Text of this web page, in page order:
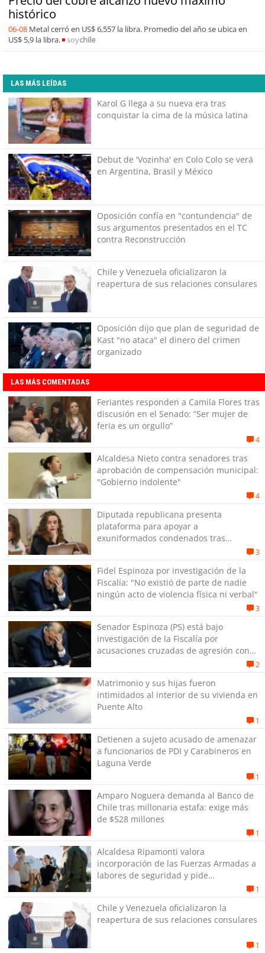
histórico
06-08 Metal cerró en US$ 6,557 la libra. Promedio del año se ubica en
US$ 5,9 la libra.
soychile
LAS MÁS LEÍDAS
Karol G llega a su nueva era tras
conquistar la cima de la música latina
Debut de 'Vozinha' en Colo Colo se verá
en Argentina, Brasil y México
Oposición confía en "contundencia" de
sus argumentos presentados en el TC
contra Reconstrucción
Chile y Venezuela oficializaron la
reapertura de sus relaciones consulares
Oposición dijo que plan de seguridad de
Kast "no ataca" el dinero del crimen
organizado
LAS MÁS COMENTADAS
Feriantes responden a Camila Flores tras
discusión en el Senado: “Ser mujer de
feria es un orgullo”
4
Alcaldesa Nieto contra senadores tras
aprobación de compensación municipal:
"Gobierno indolente"
4
Diputada republicana presenta
plataforma para apoyar a
exuniformados condenados tras
3
Fidel Espinoza por investigación de la
Fiscalía: "No existió de parte de nadie
ningún acto de violencia física ni verbal"
3
Senador Espinoza (PS) está bajo
investigación de la Fiscalía por
acusaciones cruzadas de agresión con
2
Matrimonio y sus hijas fueron
intimidados al interior de su vivienda en
Puente Alto
1
Detienen a sujeto acusado de amenazar
a funcionarios de PDI y Carabineros en
Laguna Verde
1
Amparo Noguera demanda al Banco de
Chile tras millonaria estafa: exige más
de $528 millones
1
Alcaldesa Ripamonti valora
incorporación de las Fuerzas Armadas a
labores de seguridad y pide
1
Chile y Venezuela oficializaron la
reapertura de sus relaciones consulares
1